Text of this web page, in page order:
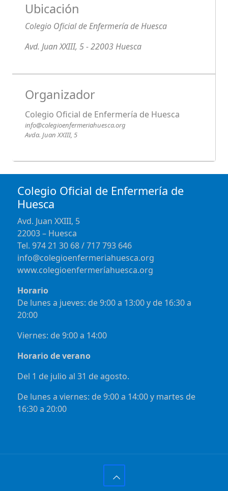
Ubicación
Colegio Oficial de Enfermería de Huesca
Avd. Juan XXIII, 5 - 22003 Huesca
Organizador
Colegio Oficial de Enfermería de Huesca
info@colegioenfermeriahuesca.org
Avda. Juan XXIII, 5
Colegio Oficial de Enfermería de
Huesca
Avd. Juan XXIII, 5
22003 – Huesca
Tel. 974 21 30 68 / 717 793 646
info@colegioenfermeriahuesca.org
www.colegioenfermeríahuesca.org
Horario
De lunes a jueves: de 9:00 a 13:00 y de 16:30 a
20:00
Viernes: de 9:00 a 14:00
Horario de verano
Del 1 de julio al 31 de agosto.
De lunes a viernes: de 9:00 a 14:00 y martes de
16:30 a 20:00